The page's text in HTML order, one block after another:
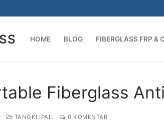
HOME BLOG FIBERGLASS FRP &
Fiberglass
TANGKI IPAL 0 KOMENTAR